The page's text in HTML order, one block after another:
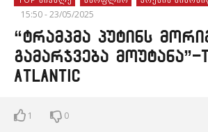
15:50 - 23/05/2025
“ტრამპმა პუტინს
გამარჯვება მოუტანა”-
Atlantic
1 0